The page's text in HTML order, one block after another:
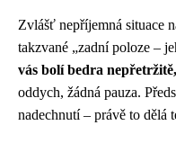
Zvlášť nepříjemná situace
takzvané „zadní poloze –
vás bolí bedra
oddych, žádná pauza.
nadechnutí – právě to dělá